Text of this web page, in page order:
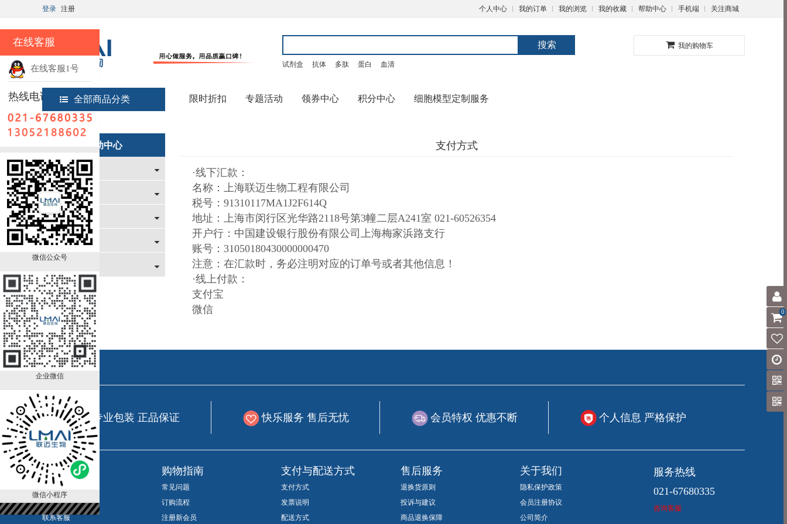
在线客服
在线客服1号
热线电话
微信公众号
企业微信
微信小程序
登录 注册 个人中心 我的订单 我的浏览 我的收藏 帮助中心 手机端 关注商城
搜索
试剂盒 抗体 多肽 蛋白 血清
我的购物车
全部商品分类 限时折扣 专题活动 领券中心 积分中心 细胞模型定制服务
首页 帮助中心
帮助中心
新手上路
购物指南
支付与配送方式
售后服务
支付方式
·线下汇款：
名称：上海联迈生物工程有限公司
税号：91310117MA1J2F614Q
地址：上海市闵行区光华路2118号第3幢二层A241室 021-60526354
开户行：中国建设银行股份有限公司上海梅家浜路支行
账号：31050180430000000470
注意：在汇款时，务必注明对应的订单号或者其他信息！
·线上付款：
支付宝
微信
专业包装 正品保证 快乐服务 售后无忧 会员特权 优惠不断 个人信息 严格保护
新手上路
会员等级折扣
如何成为会员
联系客服
购物指南
常见问题
订购流程
注册新会员
支付与配送方式
支付方式
发票说明
配送方式
售后服务
退换货原则
投诉与建议
商品退换保障
关于我们
隐私保护政策
会员注册协议
公司简介
服务热线
021-67680335
咨询客服
0